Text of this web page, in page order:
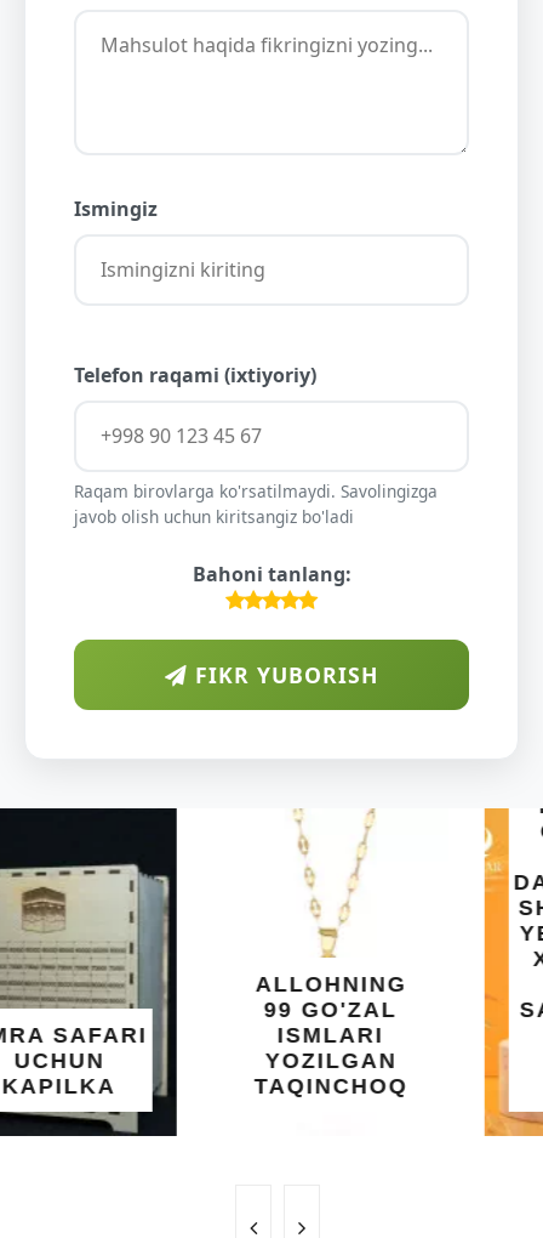
Ismingiz
Telefon raqami (ixtiyoriy)
Raqam birovlarga ko'rsatilmaydi. Savolingizga
javob olish uchun kiritsangiz bo'ladi
Bahoni tanlang:
FIKR YUBORISH
ALLOHNING
99 GO'ZAL
ISMLARI
YOZILGAN
TAQINCHOQ
DIYORIDA
O'SUVCHI
KUNDUR
DARAXTINING
SHIFOBAXSH
YELIMI: AQL,
UMUMIY
SALOMATLIK
UCHUN
BEBAHO
NE'MAT